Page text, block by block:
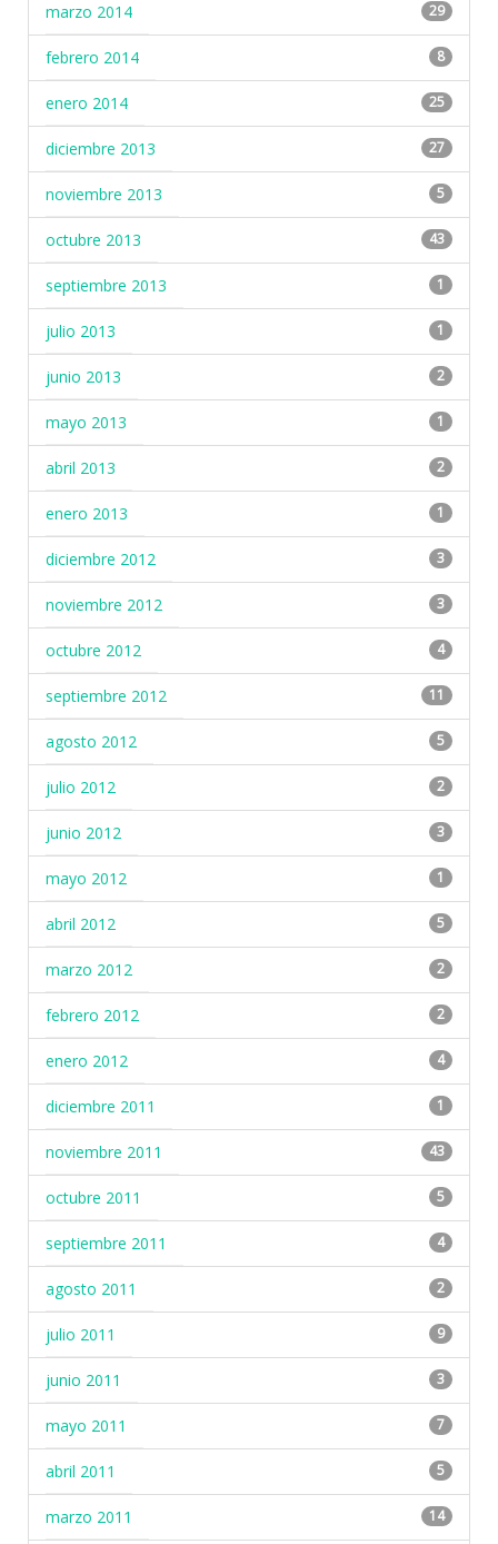
marzo 2014 29
febrero 2014 8
enero 2014 25
diciembre 2013 27
noviembre 2013 5
octubre 2013 43
septiembre 2013 1
julio 2013 1
junio 2013 2
mayo 2013 1
abril 2013 2
enero 2013 1
diciembre 2012 3
noviembre 2012 3
octubre 2012 4
septiembre 2012 11
agosto 2012 5
julio 2012 2
junio 2012 3
mayo 2012 1
abril 2012 5
marzo 2012 2
febrero 2012 2
enero 2012 4
diciembre 2011 1
noviembre 2011 43
octubre 2011 5
septiembre 2011 4
agosto 2011 2
julio 2011 9
junio 2011 3
mayo 2011 7
abril 2011 5
marzo 2011 14